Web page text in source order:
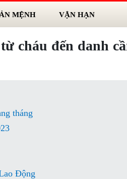
MỆNH VẬN HẠN
cháu đến danh
tháng
Động